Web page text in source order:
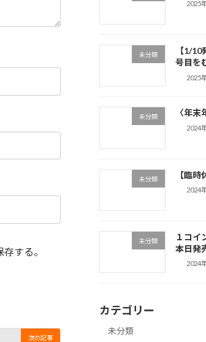
する。
次の記事
2025
未分類
【1/
号目を
2025
未分類 〈年末
2024
未分類 【臨時
2024
未分類
１コイ
本日発
2024
カテゴリー
未分類